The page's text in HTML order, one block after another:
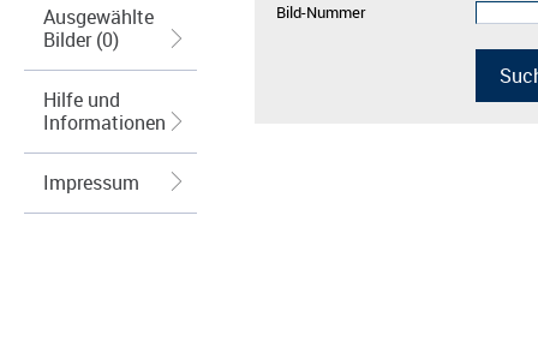
Ausgewählte
Bilder (0)
Hilfe und
Informationen
Impressum
Bild-Nummer